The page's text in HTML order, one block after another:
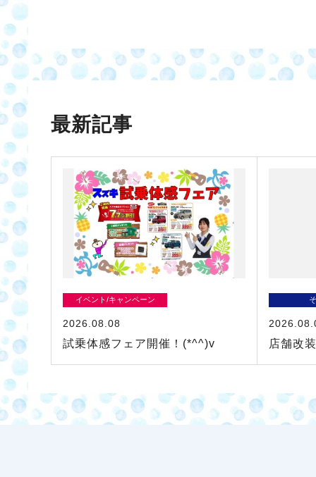
最新記事
イベント/キャンペーン
2026.08.08
試乗体感フェア開催！(*^^)v 店舗改